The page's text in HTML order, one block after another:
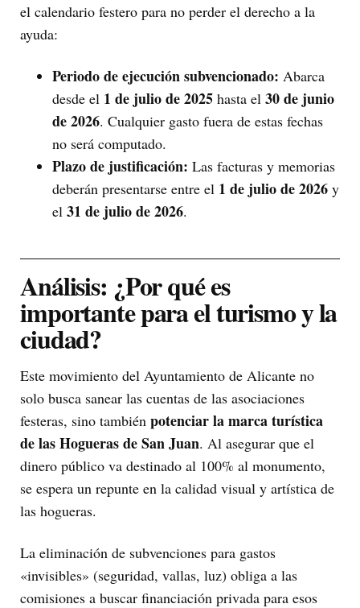
el calendario festero para no perder el derecho a la
ayuda:
Periodo de ejecución subvencionado: Abarca
desde el 1 de julio de 2025 hasta el 30 de junio
de 2026. Cualquier gasto fuera de estas fechas
no será computado.
Plazo de justificación: Las facturas y memorias
deberán presentarse entre el 1 de julio de 2026 y
el 31 de julio de 2026.
Análisis: ¿Por qué es
importante para el turismo y la
ciudad?
Este movimiento del Ayuntamiento de Alicante no
solo busca sanear las cuentas de las asociaciones
festeras, sino también potenciar la marca turística
de las Hogueras de San Juan. Al asegurar que el
dinero público va destinado al 100% al monumento,
se espera un repunte en la calidad visual y artística de
las hogueras.
La eliminación de subvenciones para gastos
«invisibles» (seguridad, vallas, luz) obliga a las
comisiones a buscar financiación privada para esos